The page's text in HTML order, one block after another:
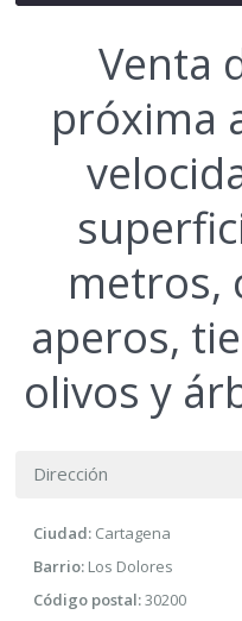
Venta
próxima
metros,
aperos,
olivos y
Dirección
Ciudad: Cartagena
Barrio: Los Dolores
Código postal:30200